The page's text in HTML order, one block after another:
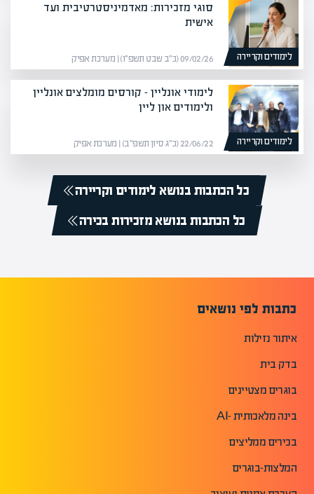
לימודים וקריירה
סוגי מזכירות: מאדמיניסטרטיבית ועד
אישית
09/02/26 (כ״ב שבט תשפ״ו) | מערכת אפיק
לימודים וקריירה
לימודי אונליין – קורסים מומלצים אונליין
ולימודים און ליין
22/06/22 (כ״ג סיון תשפ״ב) | מערכת אפיק
כל הכתבות בנושא לימודים וקריירה
כל הכתבות בנושא מזכירות בכירה
כתבות לפי נושאים
איתור נזילות
בדק בית
בוגרים מצטיינים
בינה מלאכותית -AI
בכירים ממליצים
המלצות-בוגרים